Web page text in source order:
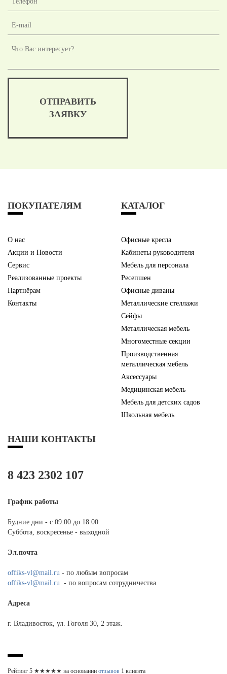
ОТПРАВИТЬ
ЗАЯВКУ
ПОКУПАТЕЛЯМ
О нас
Акции и Новости
Сервис
Реализованные проекты
Партнёрам
Контакты
КАТАЛОГ
Офисные кресла
Кабинеты руководителя
Мебель для персонала
Ресепшен
Офисные диваны
Металлические стеллажи
Сейфы
Металлическая мебель
Многоместные секции
Производственная
металлическая мебель
Аксессуары
Медицинская мебель
Мебель для детских садов
Школьная мебель
НАШИ КОНТАКТЫ
8 423 2302 107
График работы
Будние дни - с 09:00 до 18:00
Суббота, воскресенье - выходной
Эл.почта
offiks-vl@mail.ru - по любым вопросам
offiks-vl@mail.ru - по вопросам сотрудничества
Адреса
г. Владивосток, ул. Гоголя 30, 2 этаж.
Рейтинг 5 ★★★★★ на основании отзывов 1 клиента